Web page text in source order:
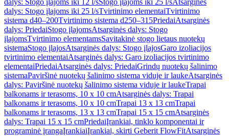
dalys: Stogo įlajoms iki 12 l/sStogo įlajoms iki 25 l/sAtsarginės
dalys: Stogo įlajoms iki 25 l/sTvirtinimo elementaiTvirtinimo
sistema d40–200Tvirtinimo sistema d250–315PriedaiAtsarginės
dalys: PriedaiStogo įlajomsAtsarginės dalys: Stogo
įlajomsTvirtinimo elementamsSavitakinė stogo lietaus nuotekų
sistemaStogo įlajosAtsarginės dalys: Stogo įlajosGaro izoliacijos
tvirtinimo elementaiAtsarginės dalys: Garo izoliacijos tvirtinimo
elementaiPriedaiAtsarginės dalys: PriedaiGrindų nuotekų šalinimo
sistemaPaviršinė nuotekų šalinimo sistema viduje ir laukeAtsarginės
dalys: Paviršinė nuotekų šalinimo sistema viduje ir laukeTrapai
balkonams ir terasoms, 10 x 10 cmAtsarginės dalys: Trapai
balkonams ir terasoms, 10 x 10 cmTrapai 13 x 13 cmTrapai
balkonams ir terasoms, 13 x 13 cmTrapai 15 x 15 cmAtsarginės
dalys: Trapai 15 x 15 cmPriedaiĮrankiai, tinklo komponentai ir
programinė įrangaĮrankiaiĮrankiai, skirti Geberit FlowFitAtsarginės